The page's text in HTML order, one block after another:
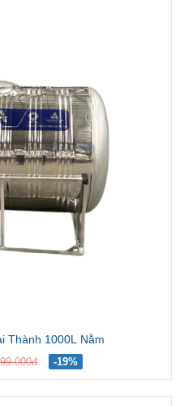
Thành 1000L Nằm
-19%